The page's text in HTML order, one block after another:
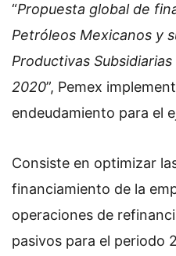
“Propuesta global de
Petróleos Mexicanos y
Productivas
2020”, Pemex
endeudamiento para el
Consiste en optimizar
financiamiento de la
operaciones de
pasivos para el periodo